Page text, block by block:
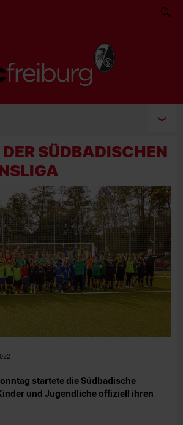
SÜDBADISCHEN
startete die Südbadische
und Jugendliche offiziell ihren